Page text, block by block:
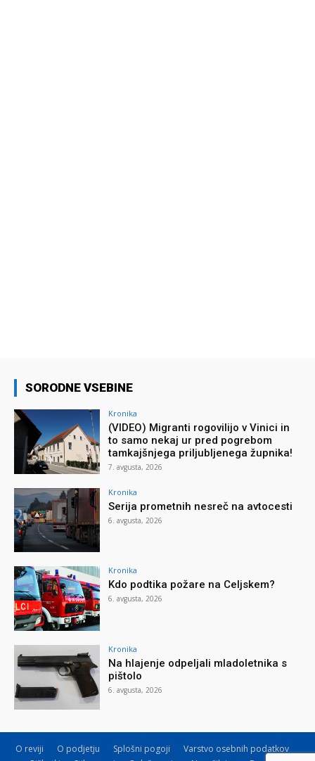
SORODNE VSEBINE
Kronika
(VIDEO) Migranti rogovilijo v Vinici in
to samo nekaj ur pred pogrebom
tamkajšnjega priljubljenega župnika!
7. avgusta, 2026
Kronika
Serija prometnih nesreč na avtocesti
6. avgusta, 2026
Kronika
Kdo podtika požare na Celjskem?
6. avgusta, 2026
Kronika
Na hlajenje odpeljali mladoletnika s
pištolo
6. avgusta, 2026
O reviji O podjetju Splošni pogoji
Varstvo osebnih podatkov